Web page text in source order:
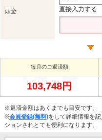
頭金 直接入力する
毎月のご返済額
103,748円
※返済金額はあくまでも目安です。
※会員登録(無料)をして詳細情報を
ションされとても便利になります。